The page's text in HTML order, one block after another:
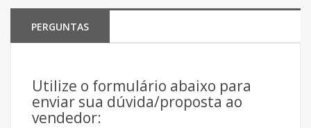
PERGUNTAS
Utilize o formulário abaixo para
enviar sua dúvida/proposta ao
vendedor: